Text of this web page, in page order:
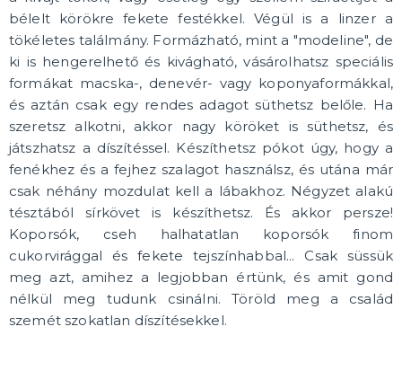
bélelt körökre fekete festékkel. Végül is a linzer a
tökéletes találmány. Formázható, mint a "modeline", de
ki is hengerelhető és kivágható, vásárolhatsz speciális
formákat macska-, denevér- vagy koponyaformákkal,
és aztán csak egy rendes adagot süthetsz belőle. Ha
szeretsz alkotni, akkor nagy köröket is süthetsz, és
játszhatsz a díszítéssel. Készíthetsz pókot úgy, hogy a
fenékhez és a fejhez szalagot használsz, és utána már
csak néhány mozdulat kell a lábakhoz. Négyzet alakú
tésztából sírkövet is készíthetsz. És akkor persze!
Koporsók, cseh halhatatlan koporsók finom
cukorvirággal és fekete tejszínhabbal... Csak süssük
meg azt, amihez a legjobban értünk, és amit gond
nélkül meg tudunk csinálni. Töröld meg a család
szemét szokatlan díszítésekkel.